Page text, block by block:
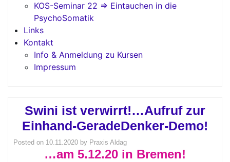
KOS-Seminar 22 => Eintauchen in die
PsychoSomatik
Links
Kontakt
Info & Anmeldung zu Kursen
Impressum
Swini ist verwirrt!…Aufruf zur
Einhand-GeradeDenker-Demo!
Posted on 10.11.2020 by Praxis Aldag
…am 5.12.20 in Bremen!